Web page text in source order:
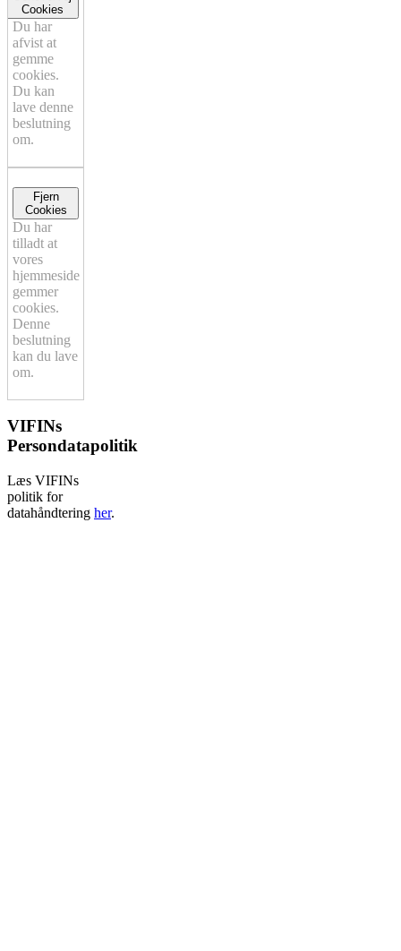
Cookies
Du har
afvist at
gemme
cookies.
Du kan
lave denne
beslutning
om.
Fjern
Cookies
Du har
tilladt at
vores
hjemmeside
gemmer
cookies.
Denne
beslutning
kan du lave
om.
VIFINs
Persondatapolitik
Læs VIFINs
politik for
datahåndtering her.